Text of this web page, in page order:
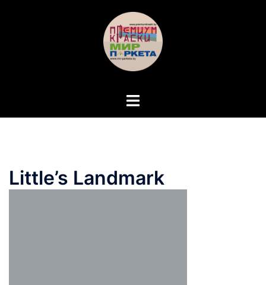
Переключатель
Little’s Landmark